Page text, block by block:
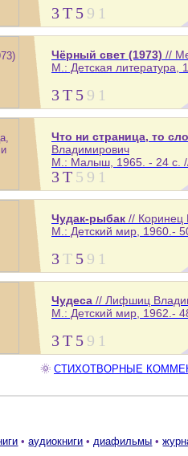
3Т 5 9 1
Чёрный свет (1973) //
М.: Детская литература,
3Т 5 9 1
Что ни страница, то
Владимирович
М.: Малыш, 1965. - 24 с.
3Т 5 9 1
Чудак-рыбак //
М.: Детский мир, 1960.-
3Т 5 9 1
Чудеса // Лифшиц
М.: Детский мир, 1962.-
3Т 5 9 1
🌞 СТИХОТВОРНЫЕ
•аудиокниги •диафильмы •